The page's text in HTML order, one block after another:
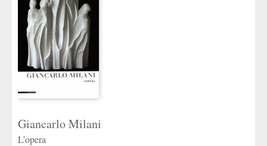
Giancarlo Milani
L’opera